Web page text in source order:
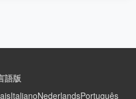
語版
ItalianoNederlandsPortuguês